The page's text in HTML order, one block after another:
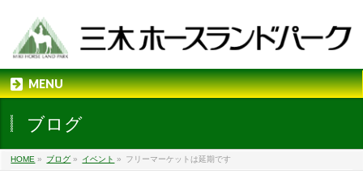
MENU
ブログ
HOME » ブログ » イベント » フリーマーケットは延期です